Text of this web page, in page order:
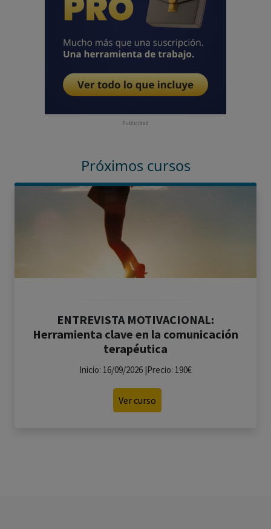
Publicidad
Próximos cursos
ENTREVISTA MOTIVACIONAL:
Herramienta clave en la comunicación
terapéutica
Inicio: 16/09/2026 |Precio: 190€
Ver curso